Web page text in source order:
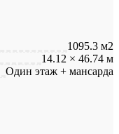
1095.3 м2
14.12 × 46.74 м
Один этаж + мансарда